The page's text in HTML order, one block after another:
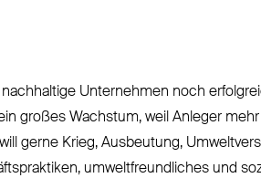
Unternehmen noch
großes Wachstum, weil Anleger
gerne Krieg, Ausbeutung,
umweltfreundliches und